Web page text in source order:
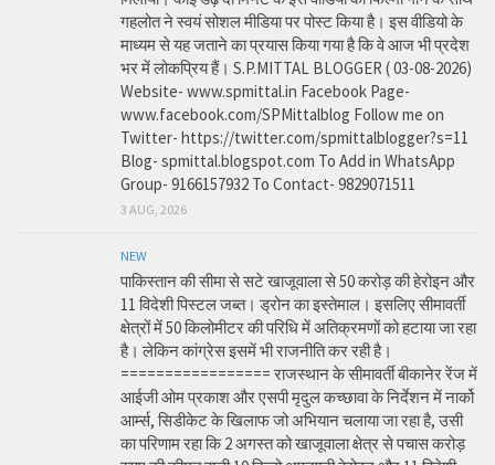
गहलोत ने स्वयं सोशल मीडिया पर पोस्ट किया है। इस वीडियो के
माध्यम से यह जताने का प्रयास किया गया है कि वे आज भी प्रदेश
भर में लोकप्रिय हैं। S.P.MITTAL BLOGGER ( 03-08-2026)
Website- www.spmittal.in Facebook Page-
www.facebook.com/SPMittalblog Follow me on
Twitter- https://twitter.com/spmittalblogger?s=11
Blog- spmittal.blogspot.com To Add in WhatsApp
Group- 9166157932 To Contact- 9829071511
3 AUG, 2026
NEW
पाकिस्तान की सीमा से सटे खाजूवाला से 50 करोड़ की हेरोइन और
11 विदेशी पिस्टल जब्त। ड्रोन का इस्तेमाल। इसलिए सीमावर्ती
क्षेत्रों में 50 किलोमीटर की परिधि में अतिक्रमणों को हटाया जा रहा
है। लेकिन कांग्रेस इसमें भी राजनीति कर रही है।
================= राजस्थान के सीमावर्ती बीकानेर रेंज में
आईजी ओम प्रकाश और एसपी मृदुल कच्छावा के निर्देशन में नार्को
आर्म्स, सिडीकेट के खिलाफ जो अभियान चलाया जा रहा है, उसी
का परिणाम रहा कि 2 अगस्त को खाजूवाला क्षेत्र से पचास करोड़